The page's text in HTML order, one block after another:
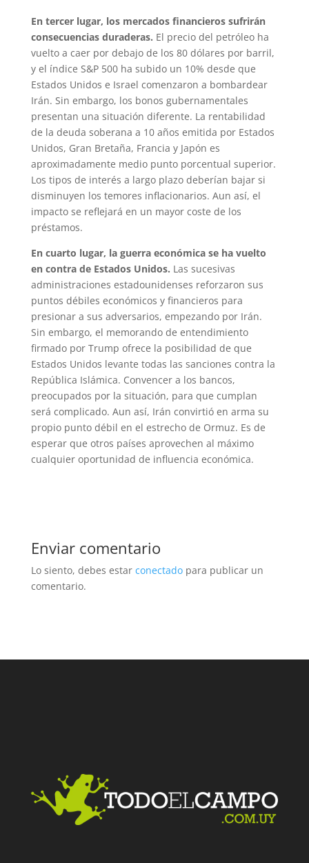
En tercer lugar, los mercados financieros sufrirán
consecuencias duraderas. El precio del petróleo ha
vuelto a caer por debajo de los 80 dólares por barril,
y el índice S&P 500 ha subido un 10% desde que
Estados Unidos e Israel comenzaron a bombardear
Irán. Sin embargo, los bonos gubernamentales
presentan una situación diferente. La rentabilidad
de la deuda soberana a 10 años emitida por Estados
Unidos, Gran Bretaña, Francia y Japón es
aproximadamente medio punto porcentual superior.
Los tipos de interés a largo plazo deberían bajar si
disminuyen los temores inflacionarios. Aun así, el
impacto se reflejará en un mayor coste de los
préstamos.
En cuarto lugar, la guerra económica se ha vuelto
en contra de Estados Unidos. Las sucesivas
administraciones estadounidenses reforzaron sus
puntos débiles económicos y financieros para
presionar a sus adversarios, empezando por Irán.
Sin embargo, el memorando de entendimiento
firmado por Trump ofrece la posibilidad de que
Estados Unidos levante todas las sanciones contra la
República Islámica. Convencer a los bancos,
preocupados por la situación, para que cumplan
será complicado. Aun así, Irán convirtió en arma su
propio punto débil en el estrecho de Ormuz. Es de
esperar que otros países aprovechen al máximo
cualquier oportunidad de influencia económica.
Enviar comentario
Lo siento, debes estar conectadopara publicar un
comentario.
Facebook